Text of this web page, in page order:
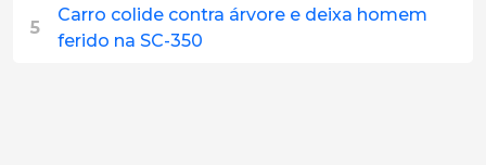
5
Carro colide contra árvore e deixa homem
ferido na SC-350